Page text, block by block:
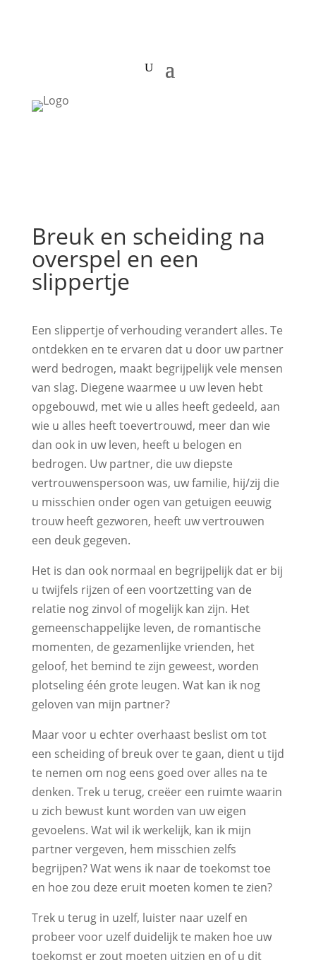
Breuk en scheiding na
overspel en een
slippertje
Een slippertje of verhouding verandert alles. Te
ontdekken en te ervaren dat u door uw partner
werd bedrogen, maakt begrijpelijk vele mensen
van slag. Diegene waarmee u uw leven hebt
opgebouwd, met wie u alles heeft gedeeld, aan
wie u alles heeft toevertrouwd, meer dan wie
dan ook in uw leven, heeft u belogen en
bedrogen. Uw partner, die uw diepste
vertrouwenspersoon was, uw familie, hij/zij die
u misschien onder ogen van getuigen eeuwig
trouw heeft gezworen, heeft uw vertrouwen
een deuk gegeven.
Het is dan ook normaal en begrijpelijk dat er bij
u twijfels rijzen of een voortzetting van de
relatie nog zinvol of mogelijk kan zijn. Het
gemeenschappelijke leven, de romantische
momenten, de gezamenlijke vrienden, het
geloof, het bemind te zijn geweest, worden
plotseling één grote leugen. Wat kan ik nog
geloven van mijn partner?
Maar voor u echter overhaast beslist om tot
een scheiding of breuk over te gaan, dient u tijd
te nemen om nog eens goed over alles na te
denken. Trek u terug, creëer een ruimte waarin
u zich bewust kunt worden van uw eigen
gevoelens. Wat wil ik werkelijk, kan ik mijn
partner vergeven, hem misschien zelfs
begrijpen? Wat wens ik naar de toekomst toe
en hoe zou deze eruit moeten komen te zien?
Trek u terug in uzelf, luister naar uzelf en
probeer voor uzelf duidelijk te maken hoe uw
toekomst er zout moeten uitzien en of u dit